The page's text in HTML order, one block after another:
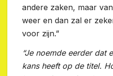
andere zaken, maar
weer en dan zal er
voor zijn.”
“Je noemde eerder dat
kans heeft op de titel.